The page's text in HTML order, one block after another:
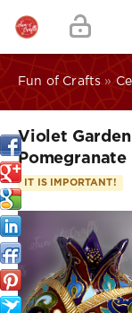
Fun of Crafts »
Violet
Pomegranate
IT IS IMPORTANT!